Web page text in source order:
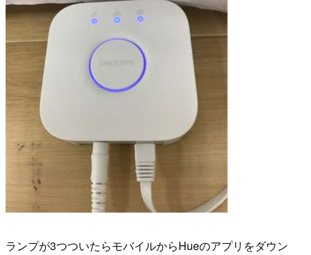
ランプが3つついたらモバイルからHueのアプリをダウン